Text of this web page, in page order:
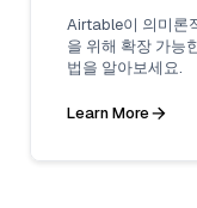
Airtable이 의미론
을 위해 확장 가능
법을 알아보세요.
Learn More